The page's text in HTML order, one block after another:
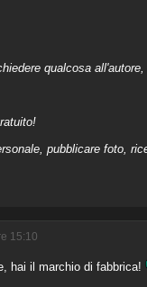
qualcosa
pubblicare foto,
15:10
hai il marchio di fabbrica!